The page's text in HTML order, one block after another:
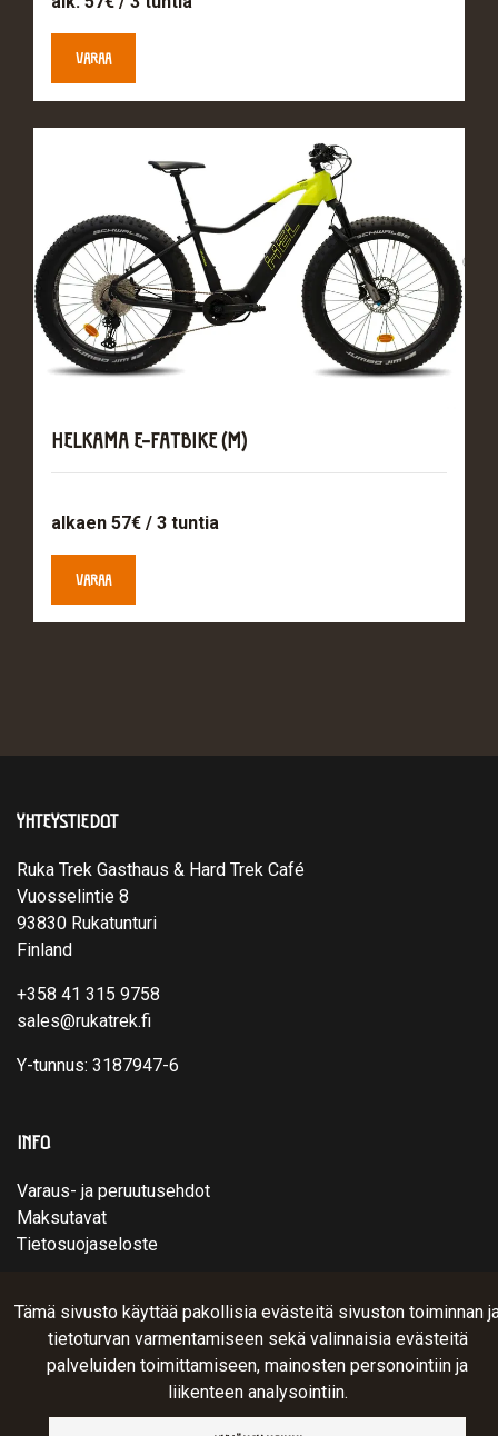
Tämä sivusto käyttää pakollisia evästeitä sivuston toiminnan
tietoturvan varmentamiseen sekä valinnaisia evästeitä
palveluiden toimittamiseen, mainosten personointiin ja
liikenteen analysointiin.
VARAA
HELKAMA E-FATBIKE (M)
alkaen 57€ / 3 tuntia
VARAA
YHTEYSTIEDOT
Ruka Trek Gasthaus & Hard Trek Café
Vuosselintie 8
93830 Rukatunturi
Finland
+358 41 315 9758
sales@rukatrek.fi
Y-tunnus: 3187947-6
INFO
Varaus- ja peruutusehdot
Maksutavat
Tietosuojaseloste
© Ruka Trek Team Oy 2025. Sivusto: